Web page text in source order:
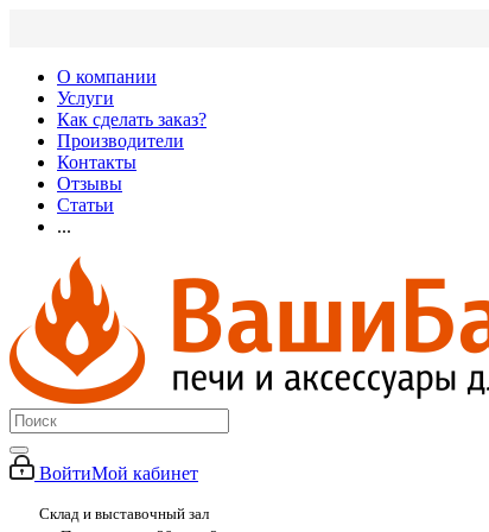
О компании
Услуги
Как сделать заказ?
Производители
Контакты
Отзывы
Статьи
...
ВойтиМой кабинет
Склад и выставочный зал